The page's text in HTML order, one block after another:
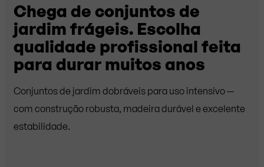
Chega de conjuntos de
jardim frágeis. Escolha
qualidade profissional feita
para durar muitos anos
Conjuntos de jardim dobráveis para uso intensivo —
com construção robusta, madeira durável e excelente
estabilidade.